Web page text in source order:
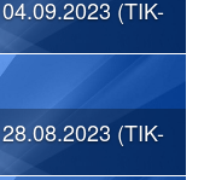
(TIK-
(TIK-